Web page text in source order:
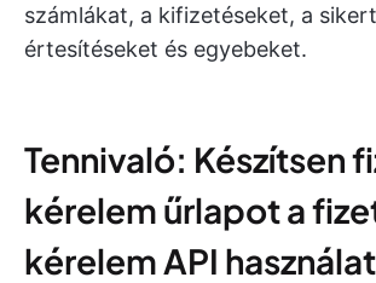
számlákat, a kifizetéseket, a
értesítéseket és egyebeket.
Tennivaló: Készítsen
kérelem űrlapot a
kérelem API